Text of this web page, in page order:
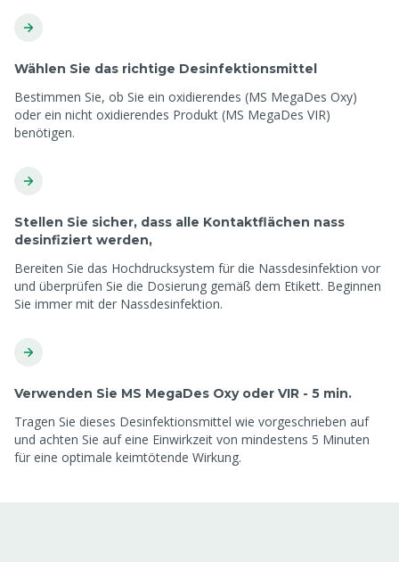
Wählen Sie das richtige Desinfektionsmittel
Bestimmen Sie, ob Sie ein oxidierendes (MS MegaDes Oxy)
oder ein nicht oxidierendes Produkt (MS MegaDes VIR)
benötigen.
Stellen Sie sicher, dass alle Kontaktflächen nass
desinfiziert werden,
Bereiten Sie das Hochdrucksystem für die Nassdesinfektion vor
und überprüfen Sie die Dosierung gemäß dem Etikett. Beginnen
Sie immer mit der Nassdesinfektion.
Verwenden Sie MS MegaDes Oxy oder VIR - 5 min.
Tragen Sie dieses Desinfektionsmittel wie vorgeschrieben auf
und achten Sie auf eine Einwirkzeit von mindestens 5 Minuten
für eine optimale keimtötende Wirkung.